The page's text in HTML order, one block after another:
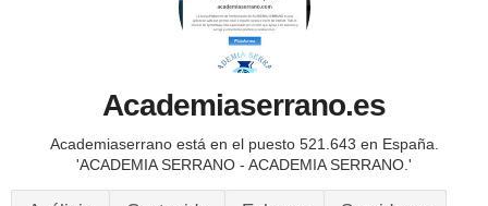
Academiaserrano.es
Academiaserrano está en el puesto 521.643 en España.
'ACADEMIA SERRANO - ACADEMIA SERRANO.'